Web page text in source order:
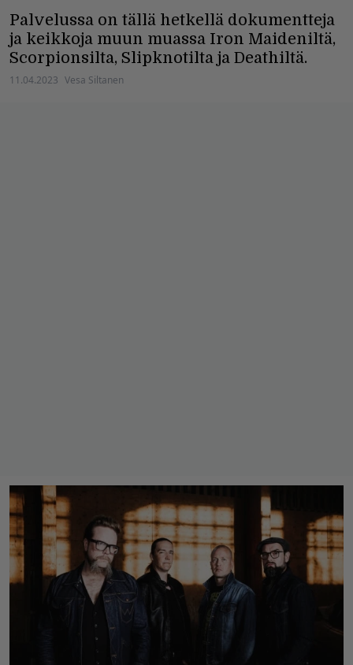
Palvelussa on tällä hetkellä dokumentteja
ja keikkoja muun muassa Iron Maideniltä,
Scorpionsilta, Slipknotilta ja Deathiltä.
11.04.2023 Vesa Siltanen